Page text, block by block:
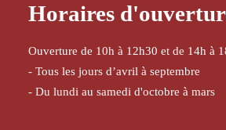
Horaires
Ouverture de 10h à 12h30 et de 14h à
- Tous les jours d’avril à septembre
- Du lundi au samedi d'octobre à mars